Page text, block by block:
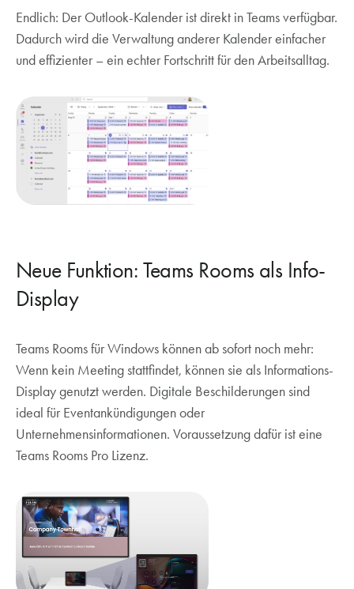
Endlich: Der Outlook-Kalender ist direkt in Teams verfügbar.
Dadurch wird die Verwaltung anderer Kalender einfacher
und effizienter – ein echter Fortschritt für den Arbeitsalltag.
Neue Funktion: Teams Rooms als Info-
Display
Teams Rooms für Windows können ab sofort noch mehr:
Wenn kein Meeting stattfindet, können sie als Informations-
Display genutzt werden. Digitale Beschilderungen sind
ideal für Eventankündigungen oder
Unternehmensinformationen. Voraussetzung dafür ist eine
Teams Rooms Pro Lizenz.